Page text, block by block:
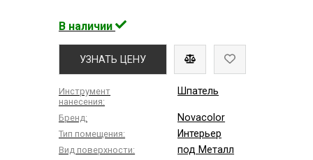
В наличии
УЗНАТЬ ЦЕНУ
Инструмент
нанесения:
Шпатель
Бренд: Novacolor
Тип помещения: Интерьер
Вид поверхности: под Металл